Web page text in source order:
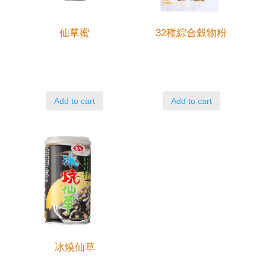
仙草蜜
Add to cart
32種綜合穀物粉
Add to cart
冰燒仙草